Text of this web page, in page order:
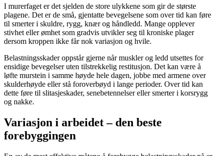
I murerfaget er det sjelden de store ulykkene som gir de største
plagene. Det er de små, gjentatte bevegelsene som over tid kan føre
til smerter i skuldre, rygg, knær og håndledd. Mange opplever
stivhet eller ømhet som gradvis utvikler seg til kroniske plager
dersom kroppen ikke får nok variasjon og hvile.
Belastningsskader oppstår gjerne når muskler og ledd utsettes for
ensidige bevegelser uten tilstrekkelig restitusjon. Det kan være å
løfte murstein i samme høyde hele dagen, jobbe med armene over
skulderhøyde eller stå foroverbøyd i lange perioder. Over tid kan
dette føre til slitasjeskader, senebetennelser eller smerter i korsrygg
og nakke.
Variasjon i arbeidet – den beste
forebyggingen